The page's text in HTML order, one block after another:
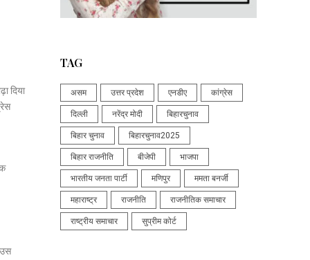
दिया
उस
TAG
असम उत्तर प्रदेश एनडीए कांग्रेस
दिल्ली नरेंद्र मोदी बिहारचुनाव
बिहार चुनाव बिहारचुनाव2025
बिहार राजनीति बीजेपी भाजपा
भारतीय जनता पार्टी मणिपुर ममता बनर्जी
महाराष्ट्र राजनीति राजनीतिक समाचार
राष्ट्रीय समाचार सुप्रीम कोर्ट